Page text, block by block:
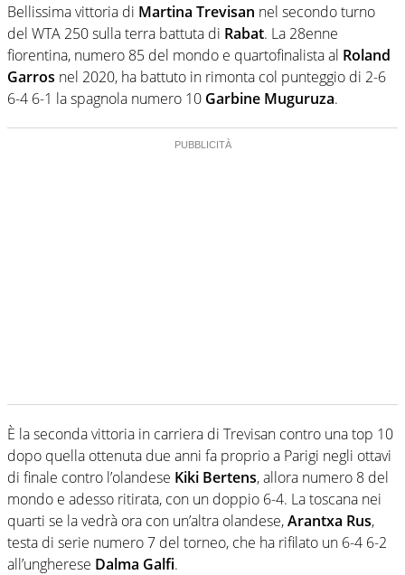
Bellissima vittoria di Martina Trevisan nel secondo turno
del WTA 250 sulla terra battuta di Rabat. La 28enne
fiorentina, numero 85 del mondo e quartofinalista al Roland
Garros nel 2020, ha battuto in rimonta col punteggio di 2-6
6-4 6-1 la spagnola numero 10 Garbine Muguruza.
È la seconda vittoria in carriera di Trevisan contro una top 10
dopo quella ottenuta due anni fa proprio a Parigi negli ottavi
di finale contro l’olandese Kiki Bertens, allora numero 8 del
mondo e adesso ritirata, con un doppio 6-4. La toscana nei
quarti se la vedrà ora con un’altra olandese,Arantxa Rus,
testa di serie numero 7 del torneo, che ha rifilato un 6-4 6-2
all’ungherese Dalma Galfi.